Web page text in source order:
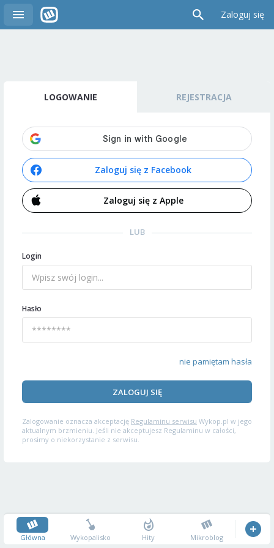
Zaloguj się
LOGOWANIE REJESTRACJA
Zaloguj się z Facebook
Zaloguj się z Apple
LUB
Login
Hasło
nie pamiętam hasła
ZALOGUJ SIĘ
Zalogowanie oznacza akceptację Regulaminu serwisu Wykop.pl w jego
aktualnym brzmieniu. Jeśli nie akceptujesz Regulaminu w całości,
prosimy o niekorzystanie z serwisu.
Główna Wykopalisko Hity Mikroblog